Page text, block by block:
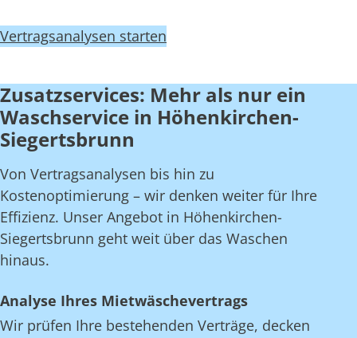
Vertragsanalysen starten
Zusatzservices: Mehr als nur ein
Waschservice in Höhenkirchen-
Siegertsbrunn
Von Vertragsanalysen bis hin zu
Kostenoptimierung – wir denken weiter für Ihre
Effizienz. Unser Angebot in Höhenkirchen-
Siegertsbrunn geht weit über das Waschen
hinaus.
Analyse Ihres Mietwäschevertrags
Wir prüfen Ihre bestehenden Verträge, decken